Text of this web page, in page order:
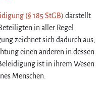
D
i
e
l
e
(§ 185 StGB) darstellt
in aller Regel
zeichnet sich dadurch aus,
einen anderen in dessen
ist in ihrem Wesen
Menschen.